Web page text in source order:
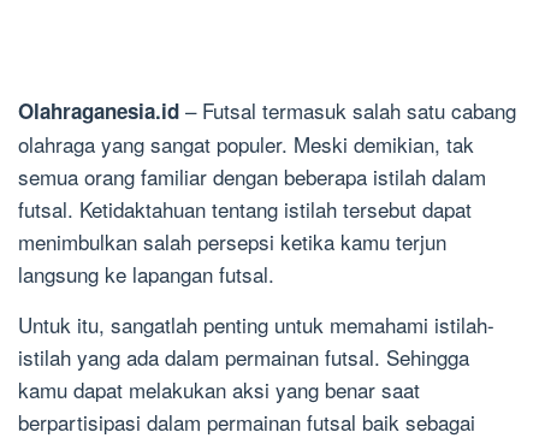
Olahraganesia.id – Futsal termasuk salah satu cabang
olahraga yang sangat populer. Meski demikian, tak
semua orang familiar dengan beberapa istilah dalam
futsal. Ketidaktahuan tentang istilah tersebut dapat
menimbulkan salah persepsi ketika kamu terjun
langsung ke lapangan futsal.
Untuk itu, sangatlah penting untuk memahami istilah-
istilah yang ada dalam permainan futsal. Sehingga
kamu dapat melakukan aksi yang benar saat
berpartisipasi dalam permainan futsal baik sebagai